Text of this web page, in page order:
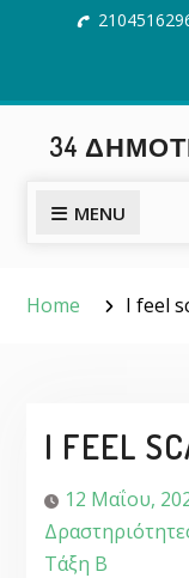
34
MENU
Home I feel
I FEEL
12 Μαΐου,
Τάξη Β